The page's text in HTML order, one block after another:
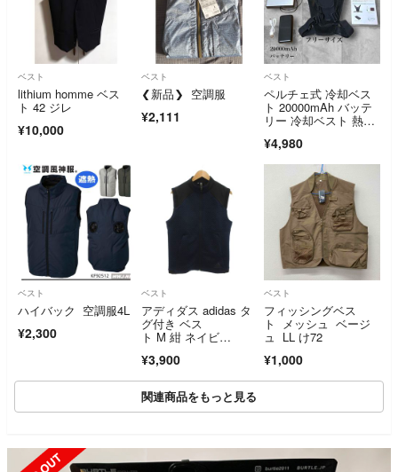
ベスト
lithium homme ベス
ト 42 ジレ
¥10,000
ベスト
❮新品❯ 空調服
¥2,111
ベスト
ペルチェ式 冷却ベス
ト 20000mAh バッテ
リー 冷却ベスト 熱中
¥4,980
ベスト
ハイバック 空調服4L
¥2,300
ベスト
アディダス adidas タ
グ付き ベス
ト M 紺 ネイビ
¥3,900
ベスト
フィッシングベス
ト メッシュ ベージ
ュ LL け72
¥1,000
関連商品をもっと見る
SOLD OUT